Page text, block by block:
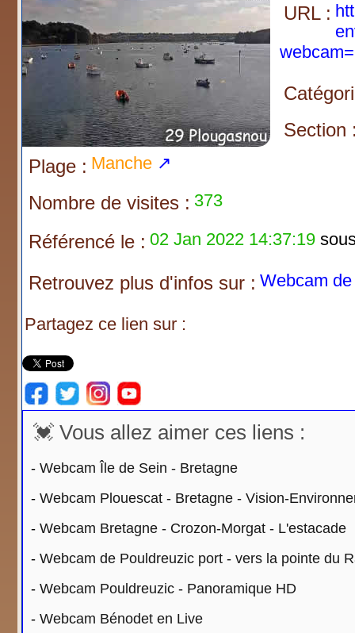
URL :
Section
Plage : Manche ↗
Nombre de visites : 373
Référencé le : 02 Jan 2022 14:37:19
Retrouvez plus d'infos sur : Webcam
Partagez ce lien sur :
💓 Vous allez aimer ces liens :
- Webcam Île de Sein - Bretagne
- Webcam Plouescat - Bretagne - Vision-
- Webcam Bretagne - Crozon-Morgat - L'estacade
- Webcam de Pouldreuzic port - vers la pointe du
- Webcam Pouldreuzic - Panoramique HD
- Webcam Bénodet en Live